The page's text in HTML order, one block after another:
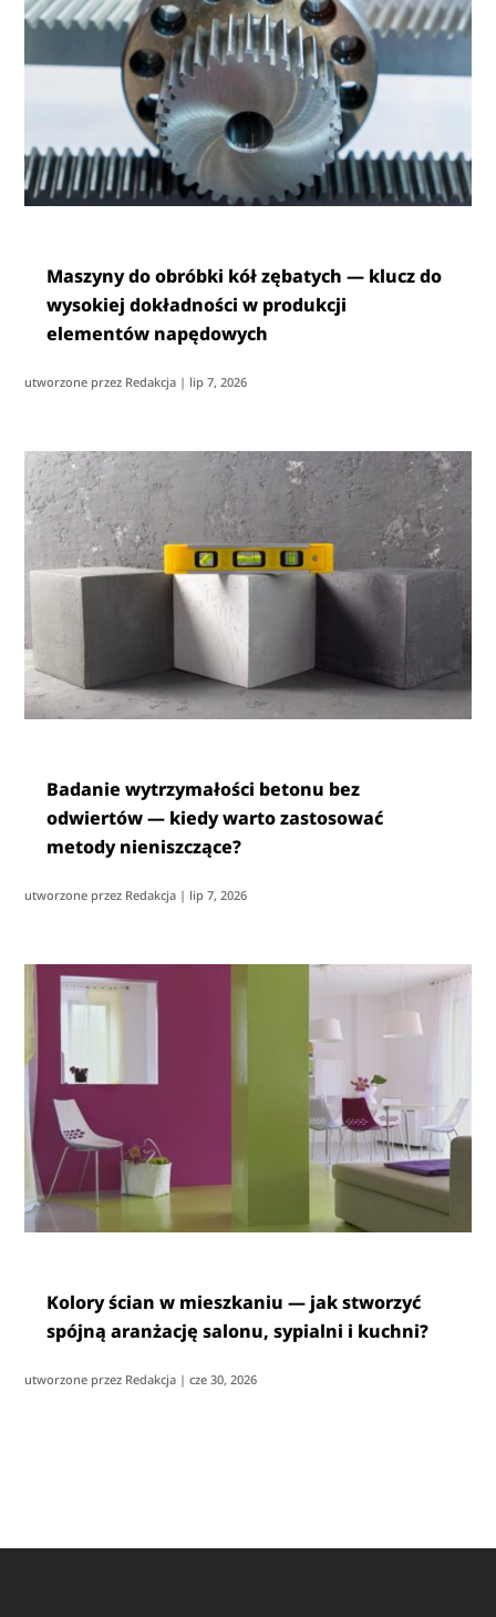
Maszyny do obróbki kół zębatych — klucz do
wysokiej dokładności w produkcji
elementów napędowych
utworzone przez Redakcja | lip 7, 2026
Badanie wytrzymałości betonu bez
odwiertów — kiedy warto zastosować
metody nieniszczące?
utworzone przez Redakcja | lip 7, 2026
Kolory ścian w mieszkaniu — jak stworzyć
spójną aranżację salonu, sypialni i kuchni?
utworzone przez Redakcja |cze 30, 2026